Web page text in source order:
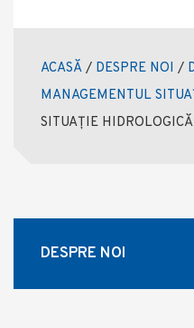
ACASĂ / DESPRE NOI /
MANAGEMENTUL
SITUAȚIE HIDROLOGICĂ
DESPRE NOI